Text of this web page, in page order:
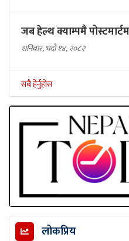
जब हेल्थ क्याम्पमै
शनिबार, भदौ १४, २०८२
सबै हेर्नुहोस
लोकप्रिय